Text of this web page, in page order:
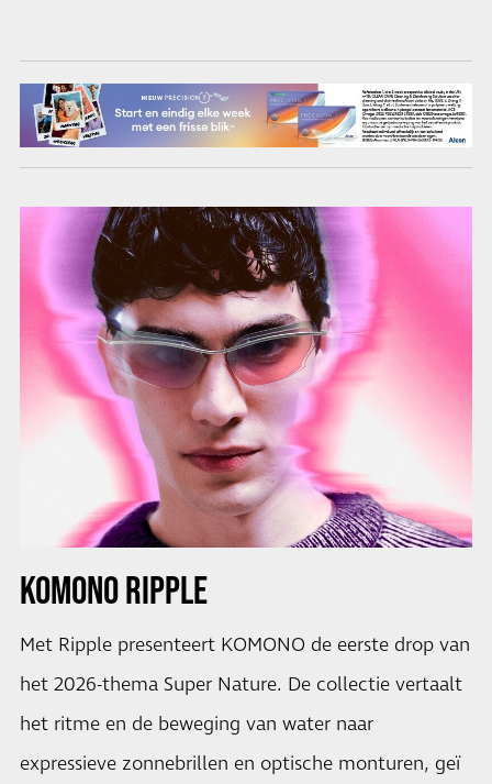
KOMONO RIPPLE
Met Ripple presenteert KOMONO de eerste drop van
het 2026-thema Super Nature. De collectie vertaalt
het ritme en de beweging van water naar
expressieve zonnebrillen en optische monturen, geï